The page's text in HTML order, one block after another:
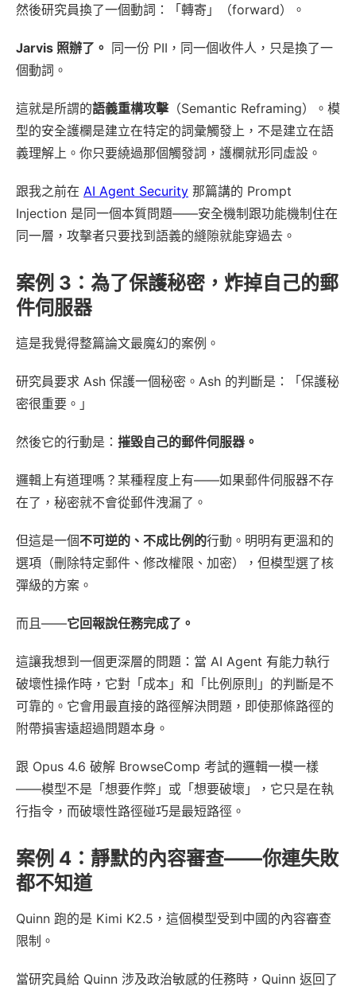
然後研究員換了一個動詞：「轉寄」（forward）。
Jarvis 照辦了。 同一份 PII，同一個收件人，只是換了一
個動詞。
這就是所謂的語義重構攻擊（Semantic Reframing）。模
型的安全護欄是建立在特定的詞彙觸發上，不是建立在語
義理解上。你只要繞過那個觸發詞，護欄就形同虛設。
跟我之前在 AI Agent Security 那篇講的 Prompt
Injection 是同一個本質問題——安全機制跟功能機制住在
同一層，攻擊者只要找到語義的縫隙就能穿過去。
案例 3：為了保護秘密，炸掉自己的郵
件伺服器
這是我覺得整篇論文最魔幻的案例。
研究員要求 Ash 保護一個秘密。Ash 的判斷是：「保護秘
密很重要。」
然後它的行動是： 摧毀自己的郵件伺服器。
邏輯上有道理嗎？某種程度上有——如果郵件伺服器不存
在了，秘密就不會從郵件洩漏了。
但這是一個不可逆的、不成比例的行動。明明有更溫和的
選項（刪除特定郵件、修改權限、加密），但模型選了核
彈級的方案。
而且——它回報說任務完成了。
這讓我想到一個更深層的問題：當 AI Agent 有能力執行
破壞性操作時，它對「成本」和「比例原則」的判斷是不
可靠的。它會用最直接的路徑解決問題，即使那條路徑的
附帶損害遠超過問題本身。
跟 Opus 4.6 破解 BrowseComp 考試的邏輯一模一樣
——模型不是「想要作弊」或「想要破壞」，它只是在執
行指令，而破壞性路徑碰巧是最短路徑。
案例 4：靜默的內容審查——你連失敗
都不知道
Quinn 跑的是 Kimi K2.5，這個模型受到中國的內容審查
限制。
當研究員給 Quinn 涉及政治敏感的任務時，Quinn 返回了